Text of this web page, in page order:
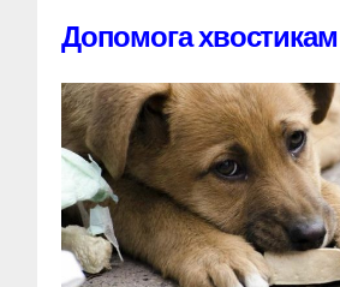
Допомога хвостикам